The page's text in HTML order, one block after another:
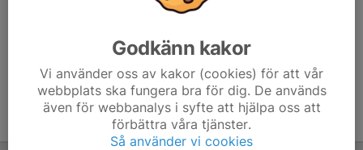
Mittfältare
Godkänn kakor
Vi använder oss av kakor (cookies) för att vår
webbplats ska fungera bra för dig. De används
även för webbanalys i syfte att hjälpa oss att
förbättra våra tjänster.
Så använder vi cookies